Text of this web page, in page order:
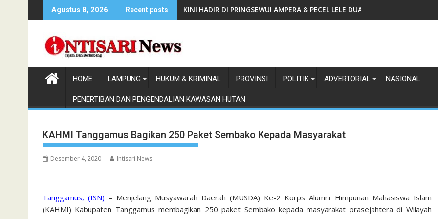
to
Agustus 8, 2026 Recent posts KINI HADIR DI PRINGSEWU! AMPERA & PECEL LELE DUA GADIS TAWARKAN
HOME LAMPUNG HUKUM & KRIMINAL PROVINSI POLITIK ADVERTORIAL NASIONAL
PENERTIBAN DAN PENGENDALIAN KAWASAN HUTAN
KAHMI Tanggamus Bagikan 250 Paket Sembako Kepada Masyarakat
Desember 4, 2020 Intisari News
Tanggamus, (ISN) – Menjelang Musyawarah Daerah (MUSDA) Ke-2 Korps Alumni Himpunan Mahasiswa Islam
(KAHMI) Kabupaten Tanggamus membagikan 250 paket Sembako kepada masyarakat prasejahtera di Wilayah